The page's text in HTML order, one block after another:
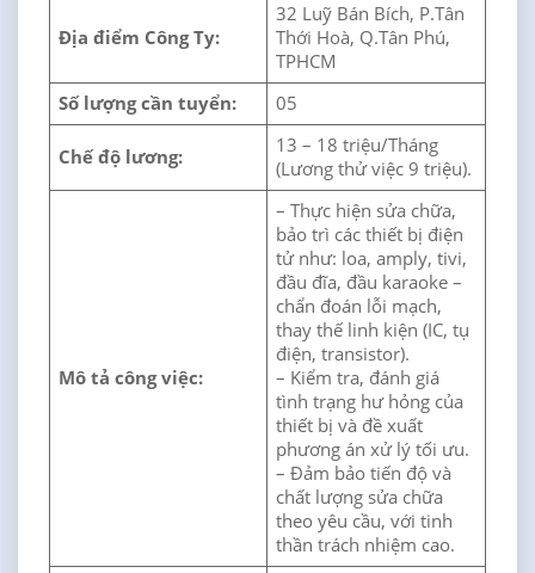
Địa điểm Công Ty:
32 Luỹ Bán Bích, P.Tân
Thới Hoà, Q.Tân Phú,
TPHCM
Số lượng cần tuyển:
05
Chế độ lương:
13 – 18 triệu/Tháng
(Lương thử việc 9 triệu).
Mô tả công việc:
– Thực hiện sửa chữa,
bảo trì các thiết bị điện
tử như: loa, amply, tivi,
đầu đĩa, đầu karaoke –
chẩn đoán lỗi mạch,
thay thế linh kiện (IC, tụ
điện, transistor).
– Kiểm tra, đánh giá
tình trạng hư hỏng của
thiết bị và đề xuất
phương án xử lý tối ưu.
– Đảm bảo tiến độ và
chất lượng sửa chữa
theo yêu cầu, với tinh
thần trách nhiệm cao.